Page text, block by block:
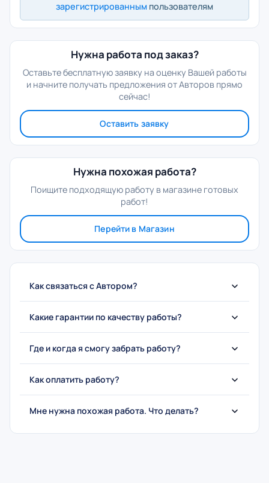
зарегистрированным пользователям
Нужна работа под заказ?
Оставьте бесплатную заявку на оценку Вашей работы
и начните получать предложения от Авторов прямо
сейчас!
Оставить заявку
Нужна похожая работа?
Поищите подходящую работу в магазине готовых
работ!
Перейти в Магазин
Как связаться с Автором?
Какие гарантии по качеству работы?
Где и когда я смогу забрать работу?
Как оплатить работу?
Мне нужна похожая работа. Что делать?